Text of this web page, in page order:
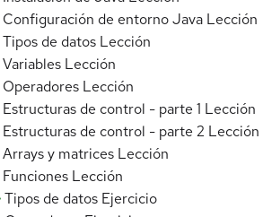
Configuración de entorno Java Lección
Tipos de datos Lección
Variables Lección
Operadores Lección
Estructuras de control - parte 1 Lección
Estructuras de control - parte 2 Lección
Arrays y matrices Lección
Funciones Lección
Tipos de datos Ejercicio